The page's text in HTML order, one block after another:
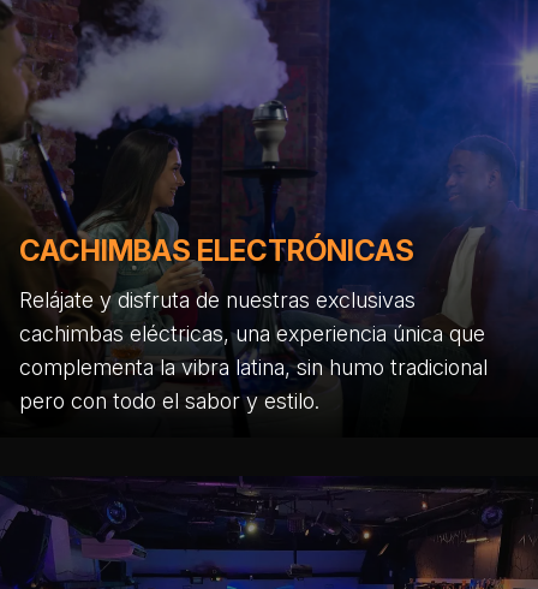
CACHIMBAS ELECTRÓNICAS
Relájate y disfruta de nuestras exclusivas
cachimbas eléctricas, una experiencia única que
complementa la vibra latina, sin humo tradicional
pero con todo el sabor y estilo.